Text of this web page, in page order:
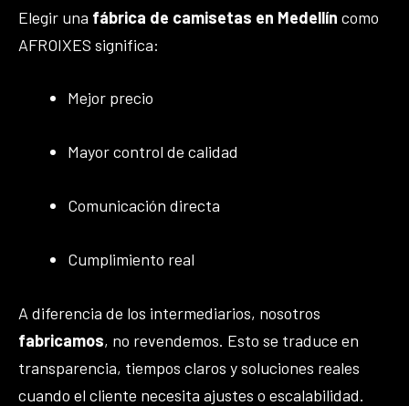
Elegir una fábrica de camisetas en Medellín como
AFROIXES significa:
Mejor precio
Mayor control de calidad
Comunicación directa
Cumplimiento real
A diferencia de los intermediarios, nosotros
fabricamos, no revendemos. Esto se traduce en
transparencia, tiempos claros y soluciones reales
cuando el cliente necesita ajustes o escalabilidad.